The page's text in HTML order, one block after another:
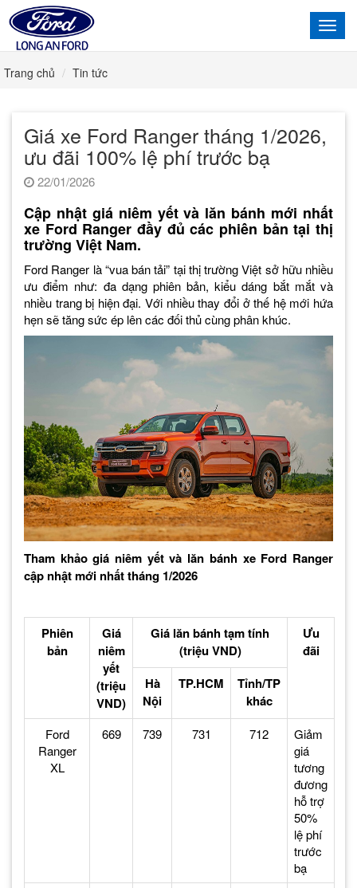
Trang chủ Tin tức
Giá xe Ford Ranger tháng 1/2026,
ưu đãi 100% lệ phí trước bạ
22/01/2026
Cập nhật giá niêm yết và lăn bánh mới nhất
xe Ford Ranger đầy đủ các phiên bản tại thị
trường Việt Nam.
Ford Ranger là “vua bán tải” tại thị trường Việt sở hữu nhiều
ưu điểm như: đa dạng phiên bản, kiểu dáng bắt mắt và
nhiều trang bị hiện đại. Với nhiều thay đổi ở thế hệ mới hứa
hẹn sẽ tăng sức ép lên các đối thủ cùng phân khúc.
Tham khảo giá niêm yết và lăn bánh xe Ford Ranger
cập nhật mới nhất tháng 1/2026
Phiên
bản
Giá
niêm
yết
(triệu
VND)
Giá lăn bánh tạm tính
(triệu VND)
Ưu
đãi
Hà
Nội
TP.HCM
Tỉnh/TP
khác
Ford
Ranger
XL
669 739 731 712
Giảm
giá
tương
đương
hỗ trợ
50%
lệ phí
trước
bạ